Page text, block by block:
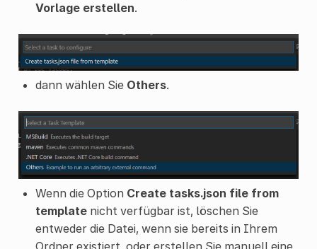
Vorlage erstellen.
dann wählen Sie Others.
Wenn die Option Create tasks.json file from
templatenicht verfügbar ist, löschen Sie
entweder die Datei, wenn sie bereits in Ihrem
Ordner existiert, oder erstellen Sie manuell eine